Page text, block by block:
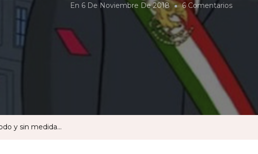
En 6 De Noviembre De 2018 6 ComentariosEn
Y
Sin
Medida…
y sin medida…